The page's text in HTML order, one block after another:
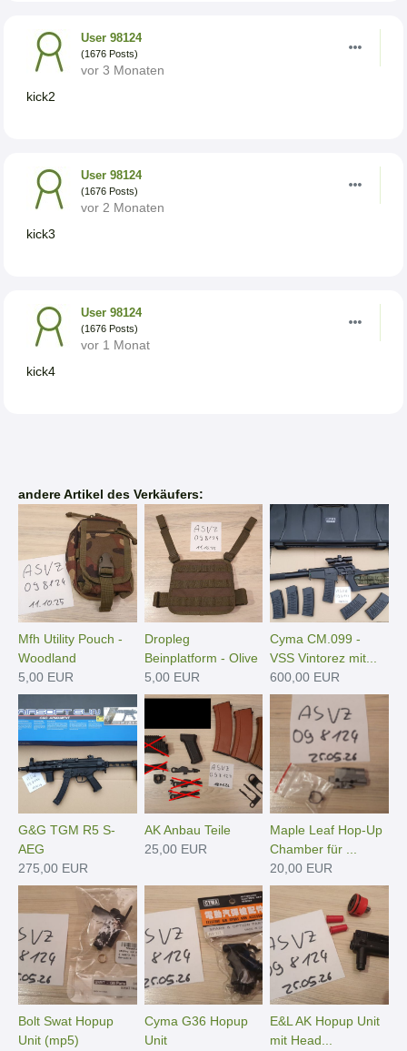
User 98124
(1676 Posts)
vor 3 Monaten
kick2
User 98124
(1676 Posts)
vor 2 Monaten
kick3
User 98124
(1676 Posts)
vor 1 Monat
kick4
andere Artikel des Verkäufers:
Mfh Utility Pouch -
Woodland
5,00 EUR
Dropleg
Beinplatform - Olive
5,00 EUR
Cyma CM.099 -
VSS Vintorez mit...
600,00 EUR
G&G TGM R5 S-
AEG
275,00 EUR
AK Anbau Teile
25,00 EUR
Maple Leaf Hop-Up
Chamber für ...
20,00 EUR
Bolt Swat Hopup
Unit (mp5)
Cyma G36 Hopup
Unit
E&L AK Hopup Unit
mit Head...